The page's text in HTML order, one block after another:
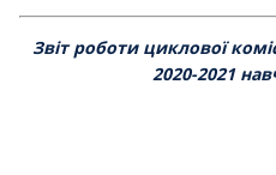
Звіт роботи циклової
2020-2021